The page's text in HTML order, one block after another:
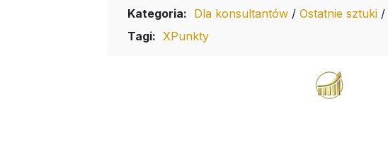
Kategoria: Dla konsultantów / Ostatnie sztuki /
Tagi: XPunkty